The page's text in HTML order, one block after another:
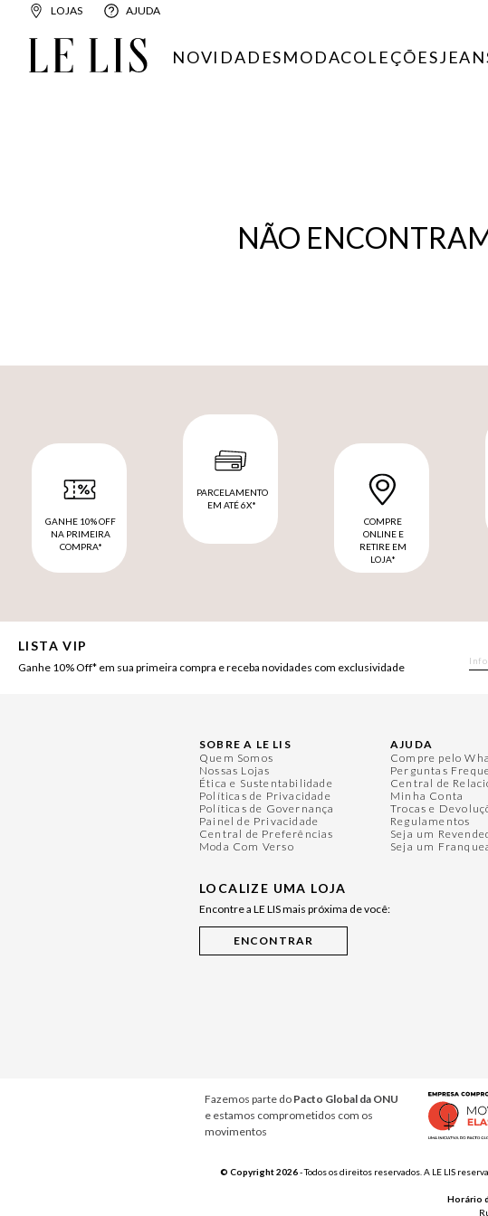
LOJAS AJUDA
NOVIDADESMODACOLEÇÕES
NÃO
GANHE 10% OFF
NA PRIMEIRA
COMPRA*
PARCELAMENTO
EM ATÉ 6X*
COMPRE
ONLINE E
RETIRE EM
LOJA*
LISTA VIP
Ganhe 10% Off* em sua primeira compra e receba novidades com exclusividade
SOBRE A LE LIS
Quem Somos
Nossas Lojas
Ética e Sustentabilidade
Políticas de Privacidade
Políticas de Governança
Painel de Privacidade
Central de Preferências
Moda Com Verso
LOCALIZE UMA LOJA
Encontre a LE LIS mais próxima de você:
AJUDA
Compre pelo
Perguntas
Central de
Minha Conta
Trocas e
Regulamentos
Seja um
Seja um
Fazemos parte do Pacto Global da ONU
e estamos comprometidos com os
movimentos
© Copyright 2026- Todos os direitos reservados. A LE LIS
Horário